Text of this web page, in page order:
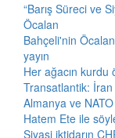
“Barış Süreci ve
Öcalan
Bahçeli'nin
yayın
Her ağacın
Transatlantik:
Almanya ve NATO
Hatem Ete ile
Siyasi iktidarın